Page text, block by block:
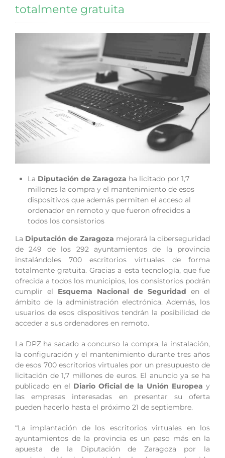
totalmente gratuita
La Diputación de Zaragoza ha licitado por 1,7
millones la compra y el mantenimiento de esos
dispositivos que además permiten el acceso al
ordenador en remoto y que fueron ofrecidos a
todos los consistorios
La Diputación de Zaragoza mejorará la ciberseguridad
de 249 de los 292 ayuntamientos de la provincia
instalándoles 700 escritorios virtuales de forma
totalmente gratuita. Gracias a esta tecnología, que fue
ofrecida a todos los municipios, los consistorios podrán
cumplir el Esquema Nacional de Seguridad en el
ámbito de la administración electrónica. Además, los
usuarios de esos dispositivos tendrán la posibilidad de
acceder a sus ordenadores en remoto.
La DPZ ha sacado a concurso la compra, la instalación,
la configuración y el mantenimiento durante tres años
de esos 700 escritorios virtuales por un presupuesto de
licitación de 1,7 millones de euros. El anuncio ya se ha
publicado en el Diario Oficial de la Unión Europea y
las empresas interesadas en presentar su oferta
pueden hacerlo hasta el próximo 21 de septiembre.
“La implantación de los escritorios virtuales en los
ayuntamientos de la provincia es un paso más en la
apuesta de la Diputación de Zaragoza por la